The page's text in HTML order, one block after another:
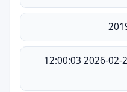
آخر تحديث للبيانات : السبت، 21-02-2026 12:00:03